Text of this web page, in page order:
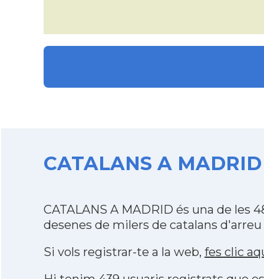
CATALANS A
CATALANS A MADRID és una de les
desenes de milers de catalans
Si vols registrar-te a la web, fes clic